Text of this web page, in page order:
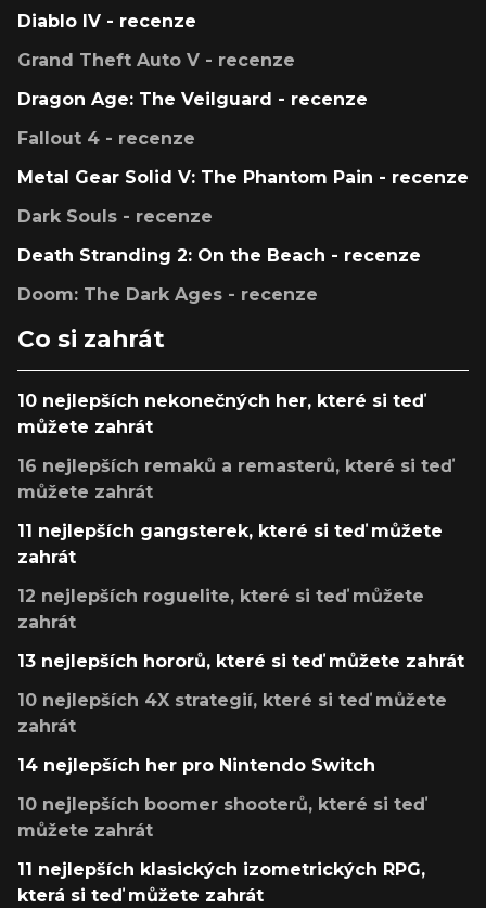
Diablo IV - recenze
Grand Theft Auto V - recenze
Dragon Age: The Veilguard - recenze
Fallout 4 - recenze
Metal Gear Solid V: The Phantom Pain - recenze
Dark Souls - recenze
Death Stranding 2: On the Beach - recenze
Doom: The Dark Ages - recenze
Co si zahrát
10 nejlepších nekonečných her, které si teď
můžete zahrát
16 nejlepších remaků a remasterů, které si teď
můžete zahrát
11 nejlepších gangsterek, které si teď můžete
zahrát
12 nejlepších roguelite, které si teď můžete
zahrát
13 nejlepších hororů, které si teď můžete zahrát
10 nejlepších 4X strategií, které si teď můžete
zahrát
14 nejlepších her pro Nintendo Switch
10 nejlepších boomer shooterů, které si teď
můžete zahrát
11 nejlepších klasických izometrických RPG,
která si teď můžete zahrát